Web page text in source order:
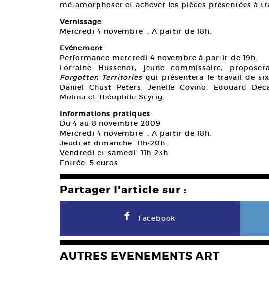
métamorphoser et achever les pièces présentées à
Vernissage
Mercredi 4 novembre . A partir de 18h.
Evénement
Performance mercredi 4 novembre à partir de 19h.
Lorraine Hussenot, jeune commissaire,
Forgotten Territoriesqui présentera le travail de
Daniel Chust Peters, Jenelle Covino, Edouard
Molina et Théophile Seyrig.
Informations pratiques
Du 4 au 8 novembre 2009
Mercredi 4 novembre . A partir de 18h.
Jeudi et dimanche. 11h-20h.
Vendredi et samedi. 11h-23h.
Entrée: 5 euros
Partager l'article sur :
F Facebook
AUTRES EVENEMENTS ART